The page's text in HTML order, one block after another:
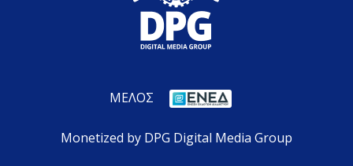
ΜΕΛΟΣ
Monetized by DPG Digital Media Group